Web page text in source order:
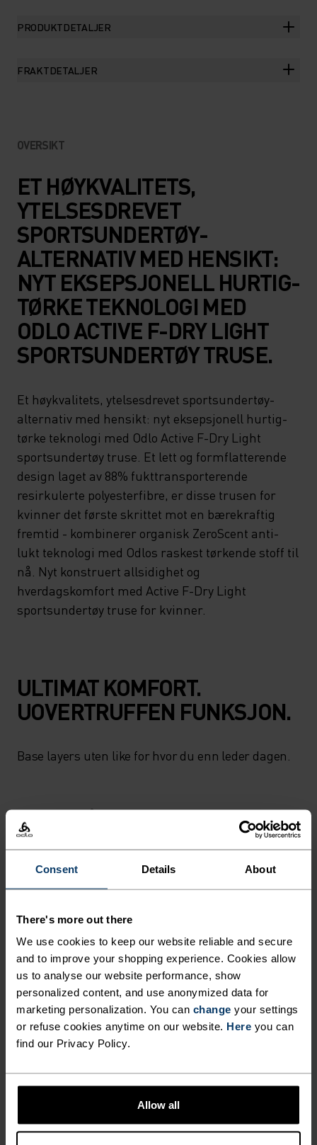
Consent Details About
There's more out there
We use cookies to keep our website reliable and secure
and to improve your shopping experience. Cookies allow
us to analyse our website performance, show
personalized content, and use anonymized data for
marketing personalization. You can change your settings
or refuse cookies anytime on our website. Here you can
find our Privacy Policy.
Allow all
PRODUKTDETALJER
FRAKTDETALJER
OVERSIKT
ET HØYKVALITETS,
YTELSESDREVET
SPORTSUNDERTØY-
ALTERNATIV MED HENSIKT:
NYT EKSEPSJONELL HURTIG-
TØRKE TEKNOLOGI MED
ODLO ACTIVE F-DRY LIGHT
SPORTSUNDERTØY TRUSE.
Et høykvalitets, ytelsesdrevet sportsundertøy-
alternativ med hensikt: nyt eksepsjonell hurtig-
tørke teknologi med Odlo Active F-Dry Light
sportsundertøy truse. Et lett og formflatterende
design laget av 88% fukttransporterende
resirkulerte polyesterfibre, er disse trusen for
kvinner det første skrittet mot en bærekraftig
fremtid - kombinerer organisk ZeroScent anti-
lukt teknologi med Odlos raskest tørkende stoff til
nå. Nyt konstruert allsidighet og
hverdagskomfort med Active F-Dry Light
sportsundertøy truse for kvinner.
ULTIMAT KOMFORT.
UOVERTRUFFEN FUNKSJON.
Base layers uten like for hvor du enn leder dagen.
LAV MODERAT HØY
AKTIVITETSTYPE
HVA SOM HELST MODERATE INTENSITY
Fottur - Casual komfort
STOFFSPESIFIKASJONER
SYNTETISK
MERINO
Designet for en eksepsjonelt lett følelse mot huden. God
stretch. Transporterer fukt og tørker raskt, slik at du
holder riktig kroppstemperatur. Laget slitesterkt for
TEMPERATURKONTROLLSYSTEM